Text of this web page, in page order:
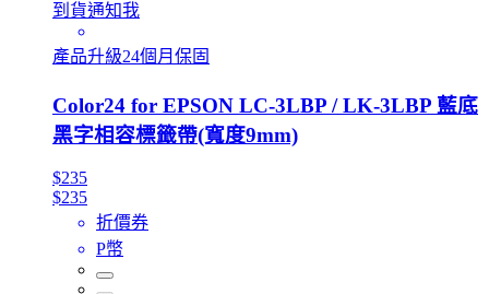
到貨通知我
產品升級24個月保固
Color24 for EPSON LC-3LBP / LK-3LBP 藍底
黑字相容標籤帶(寬度9mm)
$235
$235
折價券
P幣